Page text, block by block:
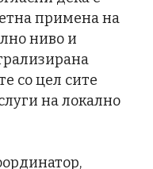
примена на
ниво и
со цел сите
на локално